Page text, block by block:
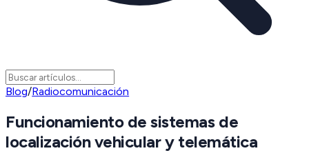
Blog/Radiocomunicación
Funcionamiento de sistemas de
localización vehicular y telemática